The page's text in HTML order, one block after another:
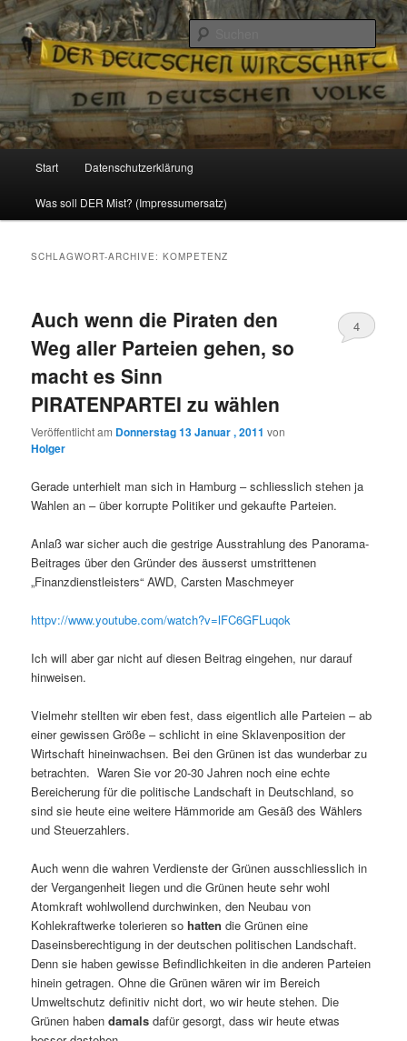
Reizzentrum
Politik, Wirtschaft, Soziales und Gesellschaft
Zum
Inhalt
Zum
sekundären
Start Datenschutzerklärung
Was soll DER Mist? (Impressumersatz)
SCHLAGWORT-ARCHIVE:KOMPETENZ
Auch wenn die Piraten den
Weg aller Parteien gehen, so
macht es Sinn
PIRATENPARTEI zu wählen
Veröffentlicht am Donnerstag 13 Januar , 2011 von
Holger
4
Gerade unterhielt man sich in Hamburg – schliesslich stehen ja
Wahlen an – über korrupte Politiker und gekaufte Parteien.
Anlaß war sicher auch die gestrige Ausstrahlung des Panorama-
Beitrages über den Gründer des äusserst umstrittenen
„Finanzdienstleisters“ AWD, Carsten Maschmeyer
httpv://www.youtube.com/watch?v=lFC6GFLuqok
Ich will aber gar nicht auf diesen Beitrag eingehen, nur darauf
hinweisen.
Vielmehr stellten wir eben fest, dass eigentlich alle Parteien – ab
einer gewissen Größe – schlicht in eine Sklavenposition der
Wirtschaft hineinwachsen. Bei den Grünen ist das wunderbar zu
betrachten. Waren Sie vor 20-30 Jahren noch eine echte
Bereicherung für die politische Landschaft in Deutschland, so
sind sie heute eine weitere Hämmoride am Gesäß des Wählers
und Steuerzahlers.
Auch wenn die wahren Verdienste der Grünen ausschliesslich in
der Vergangenheit liegen und die Grünen heute sehr wohl
Atomkraft wohlwollend durchwinken, den Neubau von
Kohlekraftwerke tolerieren sohatten die Grünen eine
Daseinsberechtigung in der deutschen politischen Landschaft.
Denn sie haben gewisse Befindlichkeiten in die anderen Parteien
hinein getragen. Ohne die Grünen wären wir im Bereich
Umweltschutz definitiv nicht dort, wo wir heute stehen. Die
Grünen habendamals dafür gesorgt, dass wir heute etwas